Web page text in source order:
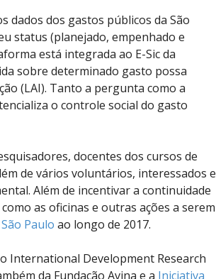
dados dos gastos públicos da São
status (planejado, empenhado e
está integrada ao E-Sic da
sobre determinado gasto possa
(LAI). Tanto a pergunta como a
o controle social do gasto
docentes dos cursos de
de vários voluntários, interessados e
Além de incentivar a continuidade
as oficinas e outras ações a serem
Paulo ao longo de 2017.
International Development Research
da Fundação Avina e a Iniciativa